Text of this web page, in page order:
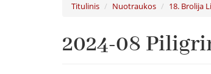
Titulinis Nuotraukos 18. Brolija
2024-08